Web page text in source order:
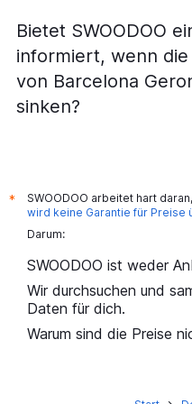
Flüge von Barcelona
Flüge von Barcelona
Flüge von Barcelona-El
Flüge von Barcelona-El
Bietet SWOODOO
informiert, wenn
von Barcelona
sinken?
*
SWOODOO arbeitet hart
wird keine Garantie für Preise
Darum:
SWOODOO ist weder
Wir durchsuchen und
Daten für dich.
Warum sind die Preise